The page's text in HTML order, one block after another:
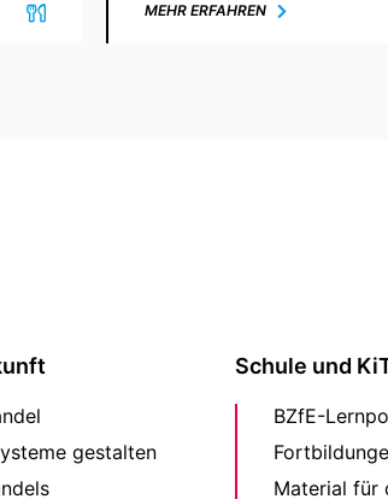
MEHR ERFAHREN
gestalten
Schule und
BZfE-
Material für